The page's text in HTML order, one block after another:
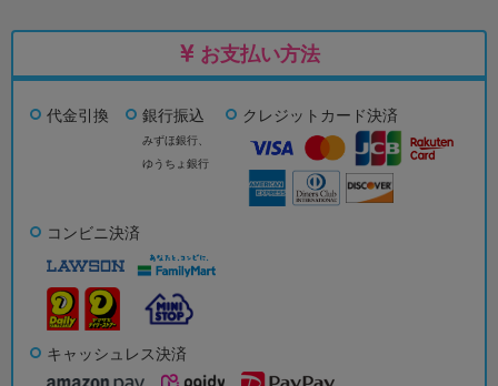
お支払い方法
代金引換 銀行振込
みずほ銀行、
ゆうちょ銀行
クレジットカード決済
コンビニ決済
キャッシュレス決済